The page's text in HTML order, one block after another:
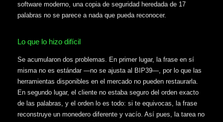
software moderno, una copia de seguridad heredada de 17
palabras no se parece a nada que pueda reconocer.
Lo que lo hizo difícil
Se acumularon dos problemas. En primer lugar, la frase en sí
misma no es estándar —no se ajusta al BIP39—, por lo que las
herramientas disponibles en el mercado no pueden restaurarla.
En segundo lugar, el cliente no estaba seguro del orden exacto
de las palabras, y el orden lo es todo: si te equivocas, la frase
reconstruye un monedero diferente y vacío. Así pues, la tarea no